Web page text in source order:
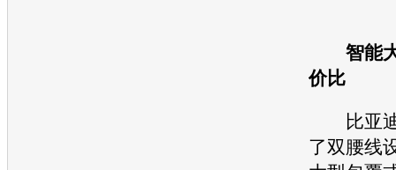
智能
价比
比亚
了双腰线